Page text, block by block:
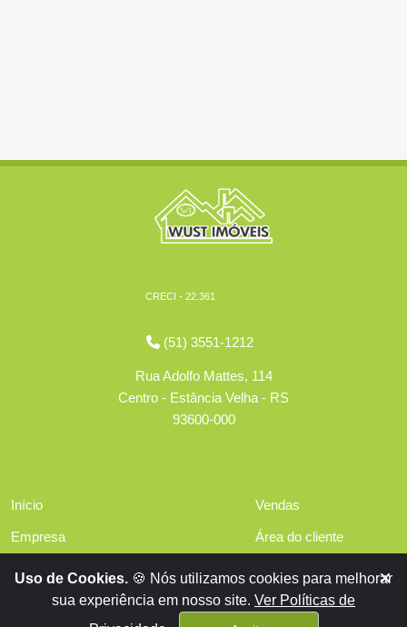
CRECI - 22.361
(51) 3551-1212
Rua Adolfo Mattes, 114
Centro - Estância Velha - RS
93600-000
Início
Empresa
Financiamentos
Vendas
Área do cliente
Contato
Uso de Cookies. 🍪 Nós utilizamos cookies para melhorar
sua experiência em nosso site. Ver Políticas de